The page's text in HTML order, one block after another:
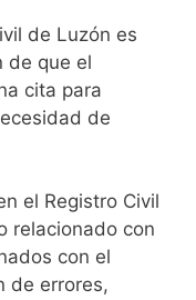
de Luzón es
de que el
cita para
de
el Registro Civil
relacionado con
con el
de errores,